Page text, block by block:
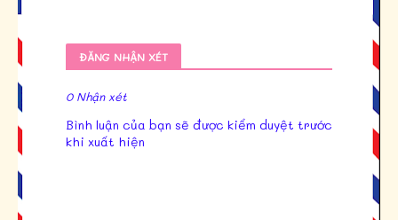
ĐĂNG NHẬN XÉT
0 Nhận xét
Bình luận của bạn sẽ được kiểm duyệt trước
khi xuất hiện